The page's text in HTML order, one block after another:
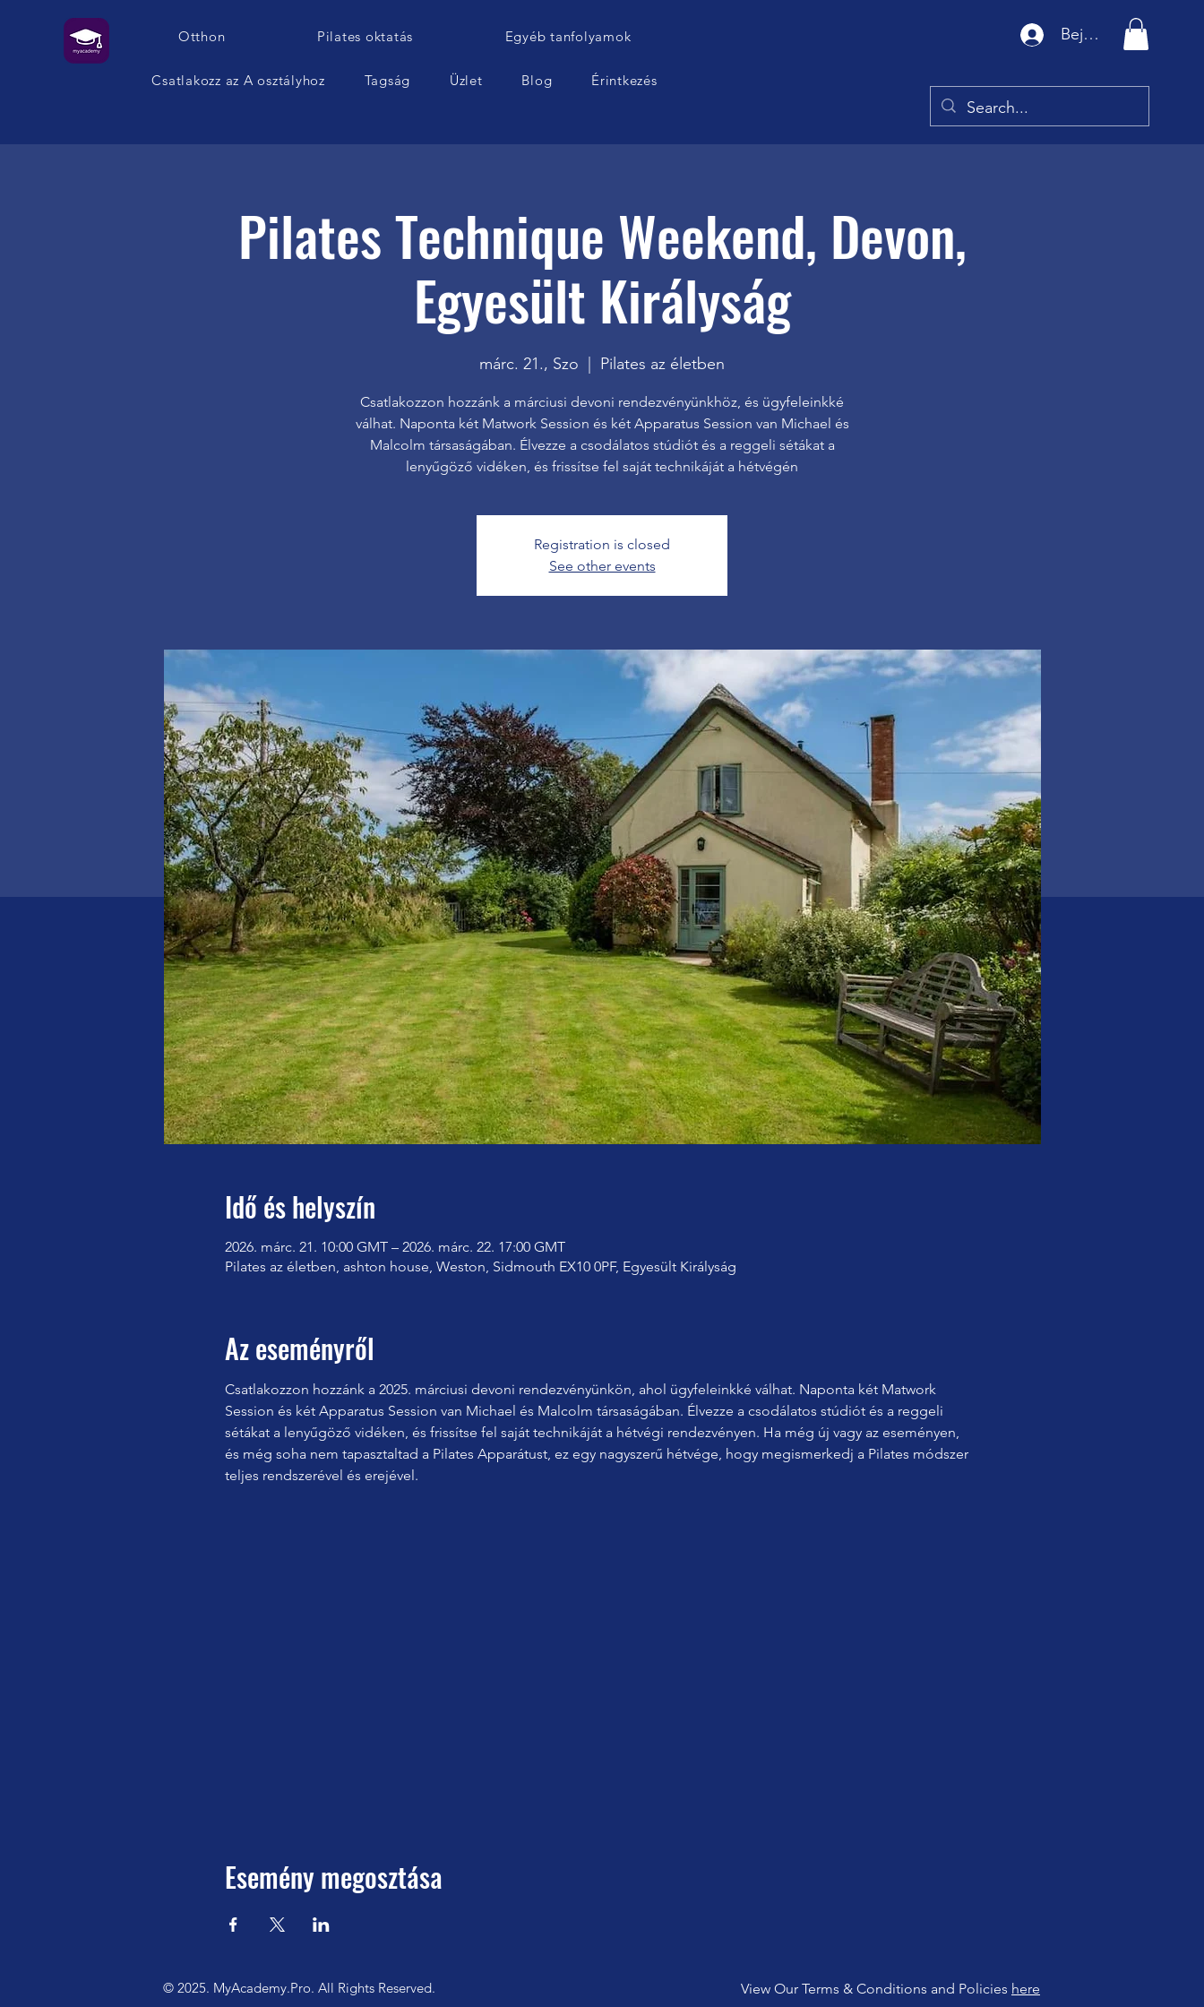
Otthon Pilates oktatás Egyéb tanfolyamok
Csatlakozz az A osztályhoz Tagság Üzlet Blog Érintkezés
Bejelentkezés
Pilates Technique Weekend, Devon,
Egyesült Királyság
márc. 21., Szo Pilates az életben
Csatlakozzon hozzánk a márciusi devoni rendezvényünkhöz, és ügyfeleinkké
válhat. Naponta két Matwork Session és két Apparatus Session van Michael és
Malcolm társaságában. Élvezze a csodálatos stúdiót és a reggeli sétákat a
lenyűgöző vidéken, és frissítse fel saját technikáját a hétvégén
Registration is closed
See other events
Idő és helyszín
2026. márc. 21. 10:00 GMT – 2026. márc. 22. 17:00 GMT
Pilates az életben, ashton house, Weston, Sidmouth EX10 0PF, Egyesült Királyság
Az eseményről
Csatlakozzon hozzánk a 2025. márciusi devoni rendezvényünkön, ahol ügyfeleinkké válhat. Naponta két Matwork
Session és két Apparatus Session van Michael és Malcolm társaságában. Élvezze a csodálatos stúdiót és a reggeli
sétákat a lenyűgöző vidéken, és frissítse fel saját technikáját a hétvégi rendezvényen. Ha még új vagy az eseményen,
és még soha nem tapasztaltad a Pilates Apparátust, ez egy nagyszerű hétvége, hogy megismerkedj a Pilates módszer
teljes rendszerével és erejével.
Esemény megosztása
© 2025. MyAcademy.Pro. All Rights Reserved. View Our Terms & Conditions and Policies here